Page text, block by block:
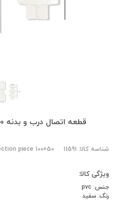
قطعه اتصال درب و بدنه 50*100 سوپیتا (سفید)
شناسه کالا: 11591 piece 100×50
ویژگی کالا:
جنس: pvc
رنگ: سفید